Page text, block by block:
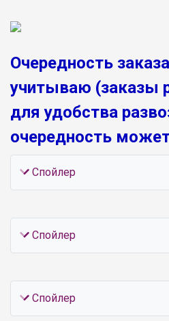
Очередность
учитываю (заказы
для удобства
очередность
Cпойлер
Cпойлер
Cпойлер